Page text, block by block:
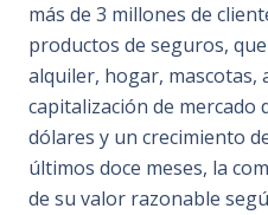
más de 3 millones de
productos de seguros,
alquiler, hogar, mascotas,
capitalización de mercado
dólares y un crecimiento
últimos doce meses, la
de su valor razonable